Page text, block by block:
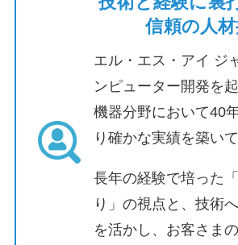
信頼の人
エル・エス・アイ ジ
ンピューター開発を
機器分野において40
り確かな実績を築い
長年の経験で培った
り」の視点と、技術
を活かし、お客さま